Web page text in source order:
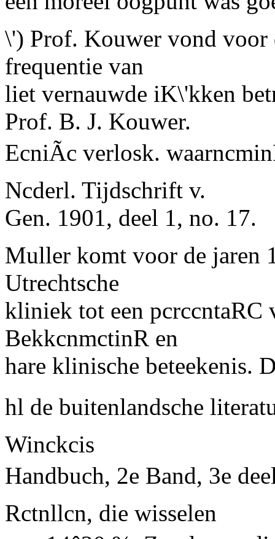
\') Prof. Kouwer vond
frequentie van
liet vernauwde iK\'kken
Prof. B. J. Kouwer.
EcniÃc verlosk.
Ncderl. Tijdschrift v.
Gen. 1901, deel 1, no. 17.
Muller komt voor de jaren
Utrechtsche
kliniek tot een
BekkcnmctinR en
hare klinische beteekenis.
hl de buitenlandsche
Winckcis
Handbuch, 2e Band, 3e
Rctnllcn, die wisselen